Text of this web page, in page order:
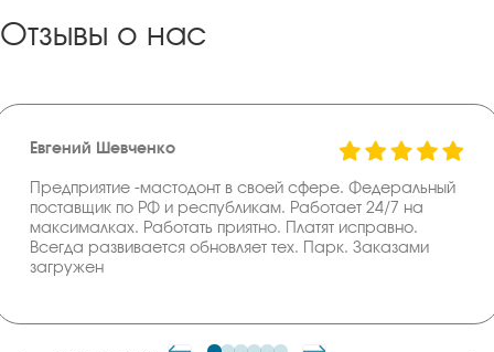
Отзывы о нас
Евгений Шевченко
Предприятие -мастодонт в своей сфере. Федеральный
поставщик по РФ и республикам. Работает 24/7 на
максималках. Работать приятно. Платят исправно.
Всегда развивается обновляет тех. Парк. Заказами
загружен